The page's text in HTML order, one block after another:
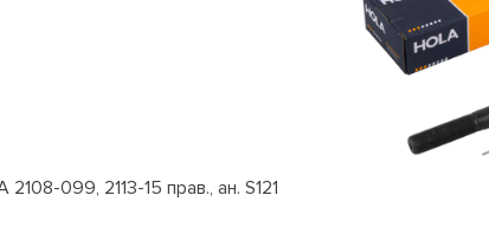
099, 2113-15 прав., ан. S121